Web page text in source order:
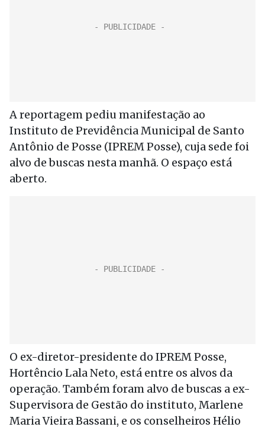
A reportagem pediu manifestação ao
Instituto de Previdência Municipal de Santo
Antônio de Posse (IPREM Posse), cuja sede foi
alvo de buscas nesta manhã. O espaço está
aberto.
O ex-diretor-presidente do IPREM Posse,
Hortêncio Lala Neto, está entre os alvos da
operação. Também foram alvo de buscas a ex-
Supervisora de Gestão do instituto, Marlene
Maria Vieira Bassani, e os conselheiros Hélio